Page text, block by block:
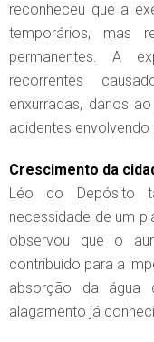
reconheceu que a
temporários, mas
permanentes. A
recorrentes
enxurradas, danos
acidentes
Crescimento da
Léo do Depósito
necessidade de um
observou que o
contribuído para a
absorção da água
alagamento já